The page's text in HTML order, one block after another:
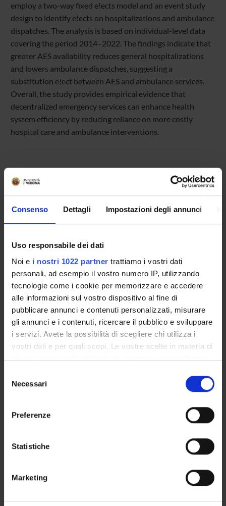
Consenso Dettagli Impostazioni degli annunci
Uso responsabile dei dati
Noi e i nostri 1022 partner trattiamo i vostri dati
personali, ad esempio il vostro numero IP, utilizzando
tecnologie come i cookie per memorizzare e accedere
alle informazioni sul vostro dispositivo al fine di
pubblicare annunci e contenuti personalizzati, misurare
gli annunci e i contenuti, ricercare il pubblico e sviluppare
i servizi. Avete la possibilità di scegliere chi utilizza i
vostri dati e per quali scopi. Le vostre scelte in materia di
privacy sono applicabili solo su questa proprietà digitale
modificare o revocare il proprio consenso in qualsiasi
momento dalla Dichiarazione sui cookie o facendo clic
raccogliere informazioni sulla tua posizione
geografica, con un'approssimazione di qualche
Identificare il tuo dispositivo, scansionandolo
delNecessari
Preferenze
Statistiche
Marketing
employ a two-way fixed e!ects model and an event study
design to identify e!ects on hospitalizations and ambulance
dispatches. The analysis is based on individual-level data
covering the period 2014–2022. The findings indicate that
greater AES availability reduces general hospitalizations
and lowers ambulance dispatches, suggesting a
substitution e!ect between AES and ambulance services.
Overall, the study provides empirical evidence that
decentralized emergency services can enhance health
system efficiency by reducing reliance on more costly
hospital care and ambulance interventions.
Referente
Referente esterno
25 luglio 2025
OFFERTA FORMATIVA
CORSI DI STUDIO
DOTTORATI, MASTER E FORMAZIONE SUPERIORE